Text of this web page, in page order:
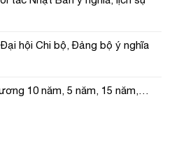
hội Chi bộ, Đảng bộ ý nghĩa
10 năm, 5 năm, 15 năm,…